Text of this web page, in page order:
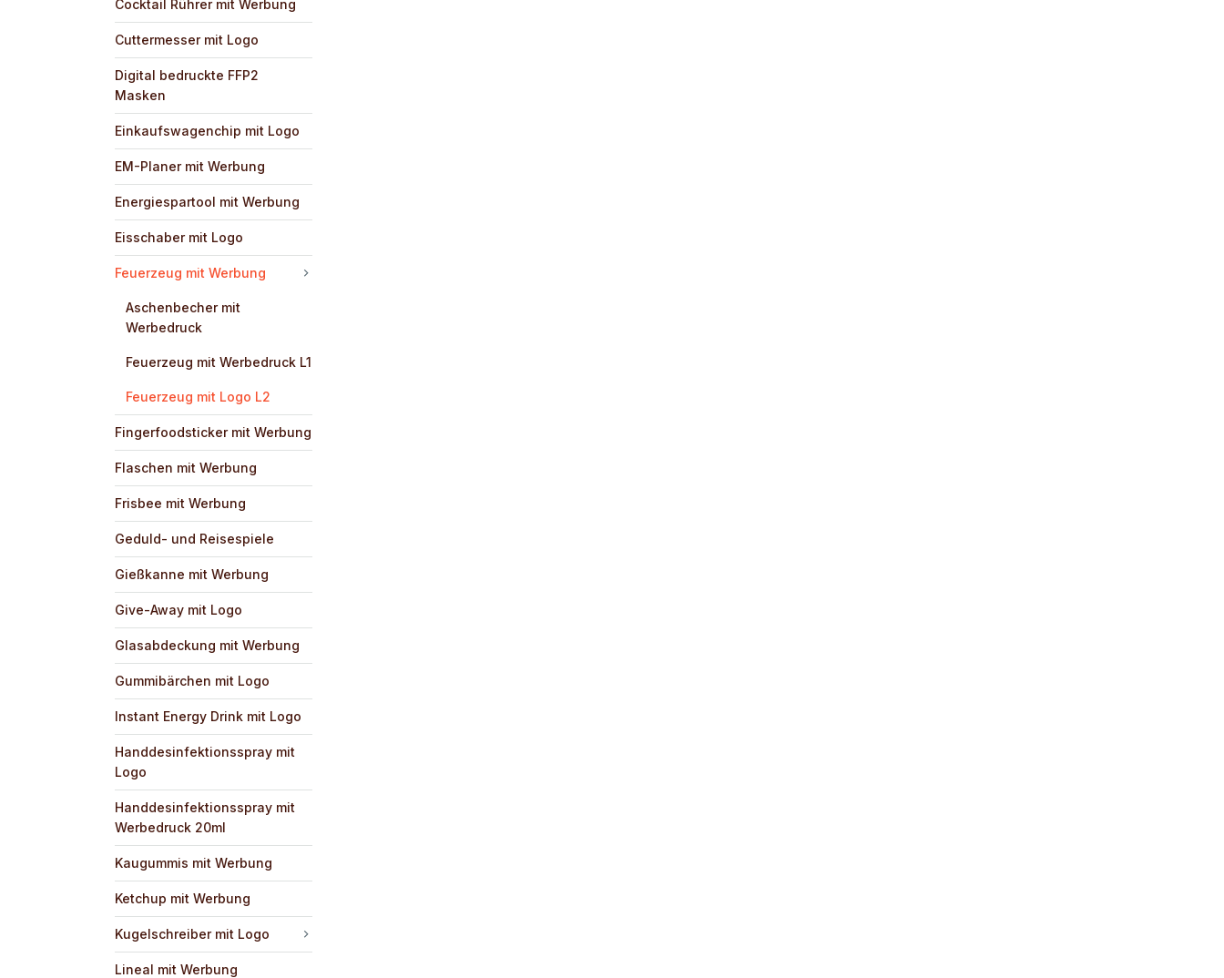
Cocktail Rührer mit Werbung
Cuttermesser mit Logo
Digital bedruckte FFP2
Masken
Einkaufswagenchip mit Logo
EM-Planer mit Werbung
Energiespartool mit Werbung
Eisschaber mit Logo
Feuerzeug mit Werbung
Aschenbecher mit
Werbedruck
Feuerzeug mit Werbedruck L1
Feuerzeug mit Logo L2
Fingerfoodsticker mit Werbung
Flaschen mit Werbung
Frisbee mit Werbung
Geduld- und Reisespiele
Gießkanne mit Werbung
Give-Away mit Logo
Glasabdeckung mit Werbung
Gummibärchen mit Logo
Instant Energy Drink mit Logo
Handdesinfektionsspray mit
Logo
Handdesinfektionsspray mit
Werbedruck 20ml
Kaugummis mit Werbung
Ketchup mit Werbung
Kugelschreiber mit Logo
Lineal mit Werbung